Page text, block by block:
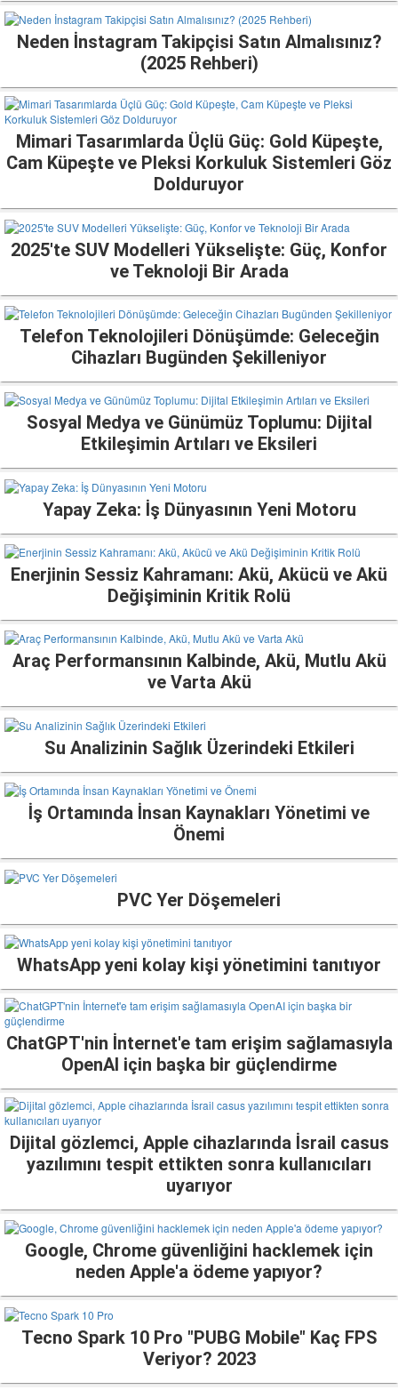
Neden İnstagram Takipçisi Satın Almalısınız?
(2025 Rehberi)
Mimari Tasarımlarda Üçlü Güç: Gold Küpeşte,
Cam Küpeşte ve Pleksi Korkuluk Sistemleri Göz
Dolduruyor
2025'te SUV Modelleri Yükselişte: Güç, Konfor
ve Teknoloji Bir Arada
Telefon Teknolojileri Dönüşümde: Geleceğin
Cihazları Bugünden Şekilleniyor
Sosyal Medya ve Günümüz Toplumu: Dijital
Etkileşimin Artıları ve Eksileri
Yapay Zeka: İş Dünyasının Yeni Motoru
Enerjinin Sessiz Kahramanı: Akü, Akücü ve Akü
Değişiminin Kritik Rolü
Araç Performansının Kalbinde, Akü, Mutlu Akü
ve Varta Akü
Su Analizinin Sağlık Üzerindeki Etkileri
İş Ortamında İnsan Kaynakları Yönetimi ve
Önemi
PVC Yer Döşemeleri
WhatsApp yeni kolay kişi yönetimini tanıtıyor
ChatGPT'nin İnternet'e tam erişim sağlamasıyla
OpenAI için başka bir güçlendirme
Dijital gözlemci, Apple cihazlarında İsrail casus
yazılımını tespit ettikten sonra kullanıcıları
uyarıyor
Google, Chrome güvenliğini hacklemek için
neden Apple'a ödeme yapıyor?
Tecno Spark 10 Pro "PUBG Mobile" Kaç FPS
Veriyor? 2023